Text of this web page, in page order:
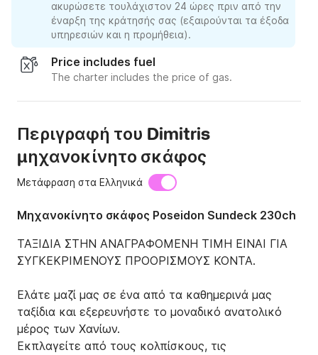
ακυρώσετε τουλάχιστον 24 ώρες πριν από την
έναρξη της κράτησής σας (εξαιρούνται τα έξοδα
υπηρεσιών και η προμήθεια).
Price includes fuel
The charter includes the price of gas.
Περιγραφή του Dimitris
μηχανοκίνητο σκάφος
Μετάφραση στα Ελληνικά
Μηχανοκίνητο σκάφος Poseidon Sundeck 230ch
ΤΑΞΙΔΙΑ ΣΤΗΝ ΑΝΑΓΡΑΦΟΜΕΝΗ ΤΙΜΗ ΕΙΝΑΙ ΓΙΑ
ΣΥΓΚΕΚΡΙΜΕΝΟΥΣ ΠΡΟΟΡΙΣΜΟΥΣ ΚΟΝΤΑ.
Ελάτε μαζί μας σε ένα από τα καθημερινά μας
ταξίδια και εξερευνήστε το μοναδικό ανατολικό
μέρος των Χανίων.
Εκπλαγείτε από τους κολπίσκους, τις